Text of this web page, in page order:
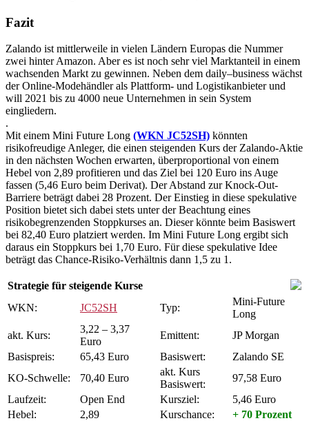
Fazit
Zalando ist mittlerweile in vielen Ländern Europas die Nummer
zwei hinter Amazon. Aber es ist noch sehr viel Marktanteil in einem
wachsenden Markt zu gewinnen. Neben dem daily–business wächst
der Online-Modehändler als Plattform- und Logistikanbieter und
will 2021 bis zu 4000 neue Unternehmen in sein System
eingliedern.
.
Mit einem Mini Future Long (WKN JC52SH) könnten
risikofreudige Anleger, die einen steigenden Kurs der Zalando-Aktie
in den nächsten Wochen erwarten, überproportional von einem
Hebel von 2,89 profitieren und das Ziel bei 120 Euro ins Auge
fassen (5,46 Euro beim Derivat). Der Abstand zur Knock-Out-
Barriere beträgt dabei 28 Prozent. Der Einstieg in diese spekulative
Position bietet sich dabei stets unter der Beachtung eines
risikobegrenzenden Stoppkurses an. Dieser könnte beim Basiswert
bei 82,40 Euro platziert werden. Im Mini Future Long ergibt sich
daraus ein Stoppkurs bei 1,70 Euro. Für diese spekulative Idee
beträgt das Chance-Risiko-Verhältnis dann 1,5 zu 1.
Strategie für steigende Kurse
WKN:
JC52SH Typ:
Mini-Future
Long
akt. Kurs:
3,22 – 3,37
Euro
Emittent:
JP Morgan
Basispreis:
65,43 Euro Basiswert:
Zalando SE
KO-Schwelle:
70,40 Euro
akt. Kurs
Basiswert:
97,58 Euro
Laufzeit:
Open End Kursziel:
5,46 Euro
Hebel:
2,89 Kurschance:
+ 70 Prozent